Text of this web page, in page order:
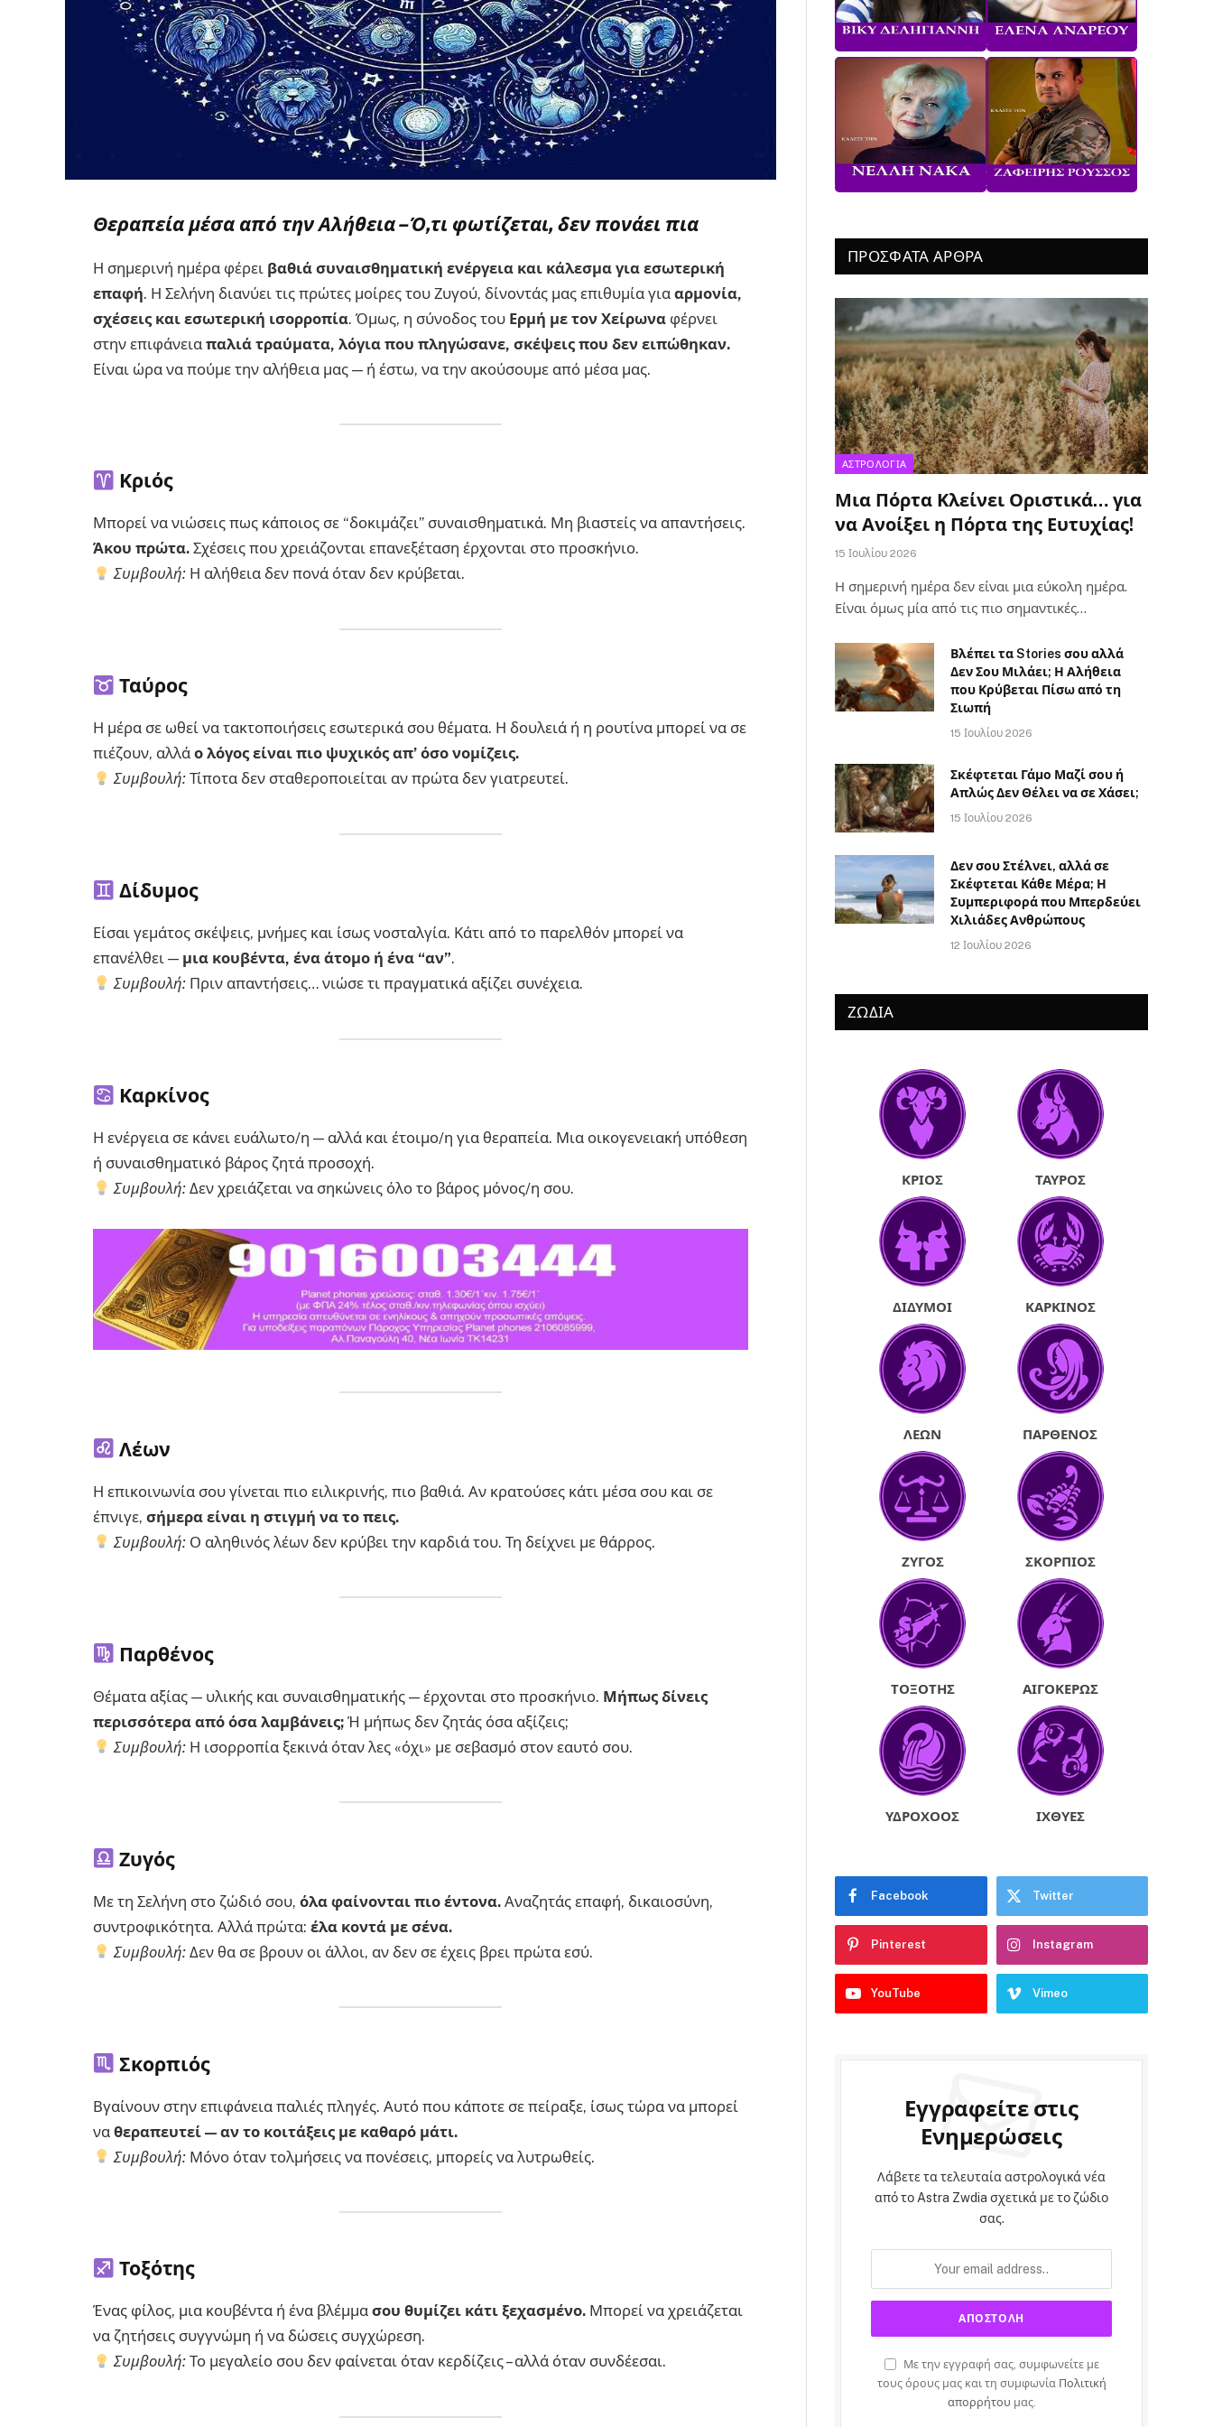
Θεραπεία μέσα από την Αλήθεια – Ό,τι φωτίζεται, δεν πονάει πια
Η σημερινή ημέρα φέρει βαθιά συναισθηματική ενέργεια και κάλεσμα για εσωτερική
επαφή. Η Σελήνη διανύει τις πρώτες μοίρες του Ζυγού, δίνοντάς μας επιθυμία για αρμονία,
σχέσεις και εσωτερική ισορροπία. Όμως, η σύνοδος του Ερμή με τον Χείρωνα φέρνει
στην επιφάνεια παλιά τραύματα, λόγια που πληγώσανε, σκέψεις που δεν ειπώθηκαν.
Είναι ώρα να πούμε την αλήθεια μας — ή έστω, να την ακούσουμε από μέσα μας.
Κριός
Μπορεί να νιώσεις πως κάποιος σε “δοκιμάζει” συναισθηματικά. Μη βιαστείς να απαντήσεις.
Άκου πρώτα. Σχέσεις που χρειάζονται επανεξέταση έρχονται στο προσκήνιο.
Συμβουλή:Η αλήθεια δεν πονά όταν δεν κρύβεται.
Ταύρος
Η μέρα σε ωθεί να τακτοποιήσεις εσωτερικά σου θέματα. Η δουλειά ή η ρουτίνα μπορεί να σε
πιέζουν, αλλά ο λόγος είναι πιο ψυχικός απ’ όσο νομίζεις.
Συμβουλή:Τίποτα δεν σταθεροποιείται αν πρώτα δεν γιατρευτεί.
Δίδυμος
Είσαι γεμάτος σκέψεις, μνήμες και ίσως νοσταλγία. Κάτι από το παρελθόν μπορεί να
επανέλθει — μια κουβέντα, ένα άτομο ή ένα “αν”.
Συμβουλή:Πριν απαντήσεις… νιώσε τι πραγματικά αξίζει συνέχεια.
Καρκίνος
Η ενέργεια σε κάνει ευάλωτο/η — αλλά και έτοιμο/η για θεραπεία. Μια οικογενειακή υπόθεση
ή συναισθηματικό βάρος ζητά προσοχή.
Συμβουλή:Δεν χρειάζεται να σηκώνεις όλο το βάρος μόνος/η σου.
Λέων
Η επικοινωνία σου γίνεται πιο ειλικρινής, πιο βαθιά. Αν κρατούσες κάτι μέσα σου και σε
έπνιγε, σήμερα είναι η στιγμή να το πεις.
Συμβουλή:Ο αληθινός λέων δεν κρύβει την καρδιά του. Τη δείχνει με θάρρος.
Παρθένος
Θέματα αξίας — υλικής και συναισθηματικής — έρχονται στο προσκήνιο. Μήπως δίνεις
περισσότερα από όσα λαμβάνεις; Ή μήπως δεν ζητάς όσα αξίζεις;
Συμβουλή:Η ισορροπία ξεκινά όταν λες «όχι» με σεβασμό στον εαυτό σου.
Ζυγός
Με τη Σελήνη στο ζώδιό σου, όλα φαίνονται πιο έντονα. Αναζητάς επαφή, δικαιοσύνη,
συντροφικότητα. Αλλά πρώτα: έλα κοντά με σένα.
Συμβουλή:Δεν θα σε βρουν οι άλλοι, αν δεν σε έχεις βρει πρώτα εσύ.
Σκορπιός
Βγαίνουν στην επιφάνεια παλιές πληγές. Αυτό που κάποτε σε πείραξε, ίσως τώρα να μπορεί
να θεραπευτεί — αν το κοιτάξεις με καθαρό μάτι.
Συμβουλή:Μόνο όταν τολμήσεις να πονέσεις, μπορείς να λυτρωθείς.
Τοξότης
Ένας φίλος, μια κουβέντα ή ένα βλέμμα σου θυμίζει κάτι ξεχασμένο. Μπορεί να χρειάζεται
να ζητήσεις συγγνώμη ή να δώσεις συγχώρεση.
Συμβουλή:Το μεγαλείο σου δεν φαίνεται όταν κερδίζεις – αλλά όταν συνδέεσαι.
ΠΡΟΣΦΑΤΑ ΑΡΘΡΑ
ΑΣΤΡΟΛΟΓΙΑ
Μια Πόρτα Κλείνει Οριστικά… για
να Ανοίξει η Πόρτα της Ευτυχίας!
15 Ιουλίου 2026
Η σημερινή ημέρα δεν είναι μια εύκολη ημέρα.
Είναι όμως μία από τις πιο σημαντικές…
Βλέπει τα Stories σου αλλά
Δεν Σου Μιλάει; Η Αλήθεια
που Κρύβεται Πίσω από τη
Σιωπή
15 Ιουλίου 2026
Σκέφτεται Γάμο Μαζί σου ή
Απλώς Δεν Θέλει να σε Χάσει;
15 Ιουλίου 2026
Δεν σου Στέλνει, αλλά σε
Σκέφτεται Κάθε Μέρα; Η
Συμπεριφορά που Μπερδεύει
Χιλιάδες Ανθρώπους
12 Ιουλίου 2026
ΖΩΔΙΑ
ΚΡΙΌΣ ΤΑΎΡΟΣ
ΔΊΔΥΜΟΙ ΚΑΡΚΊΝΟΣ
ΛΈΩΝ ΠΑΡΘΈΝΟΣ
ΖΥΓΌΣ ΣΚΟΡΠΙΌΣ
ΤΟΞΌΤΗΣ ΑΙΓΌΚΕΡΩΣ
ΥΔΡΟΧΌΟΣ ΙΧΘΎΕΣ
Facebook Twitter
Pinterest Instagram
YouTube Vimeo
Εγγραφείτε στις
Ενημερώσεις
Λάβετε τα τελευταία αστρολογικά νέα
από το Astra Zwdia σχετικά με το ζώδιο
σας.
Με την εγγραφή σας, συμφωνείτε με
τους όρους μας και τη συμφωνία Πολιτική
απορρήτου μας.